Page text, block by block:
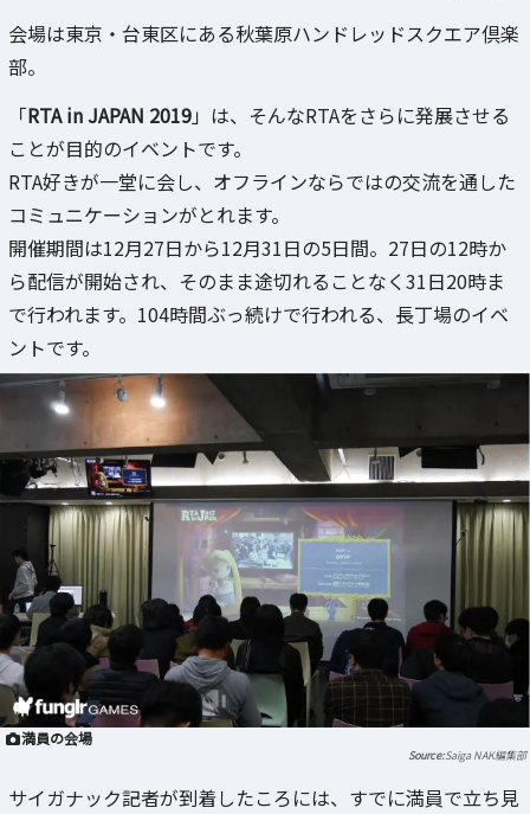
会場は東京・台東区にある秋葉原ハンドレッドスクエア倶楽
部。
「RTA in JAPAN 2019」は、そんなRTAをさらに発展させる
ことが目的のイベントです。
RTA好きが一堂に会し、オフラインならではの交流を通した
コミュニケーションがとれます。
開催期間は12月27日から12月31日の5日間。27日の12時か
ら配信が開始され、そのまま途切れることなく31日20時ま
で行われます。104時間ぶっ続けで行われる、長丁場のイベ
ントです。
満員の会場
Saiga NAK編集部
サイガナック記者が到着したころには、すでに満員で立ち見